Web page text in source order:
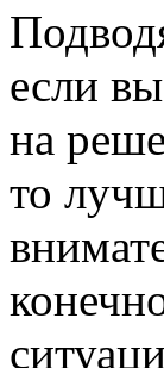
если
на
то